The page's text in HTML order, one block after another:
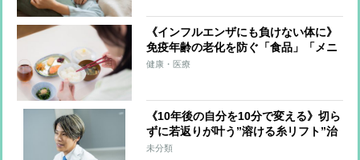
《インフルエンザにも負けない体に》
免疫年齢の老化を防ぐ「食品」「メニ
ュー」朝食・昼食・夕食ごとに“免疫
健康・医療
《10年後の自分を10分で変える》切ら
ずに若返りが叶う”溶ける糸リフト”治
療が一石二鳥のワケ
未分類